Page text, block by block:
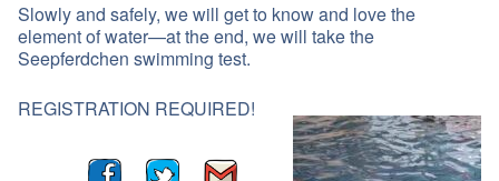
Slowly and safely, we will get to know and love the
element of water—at the end, we will take the
Seepferdchen swimming test.
REGISTRATION REQUIRED!